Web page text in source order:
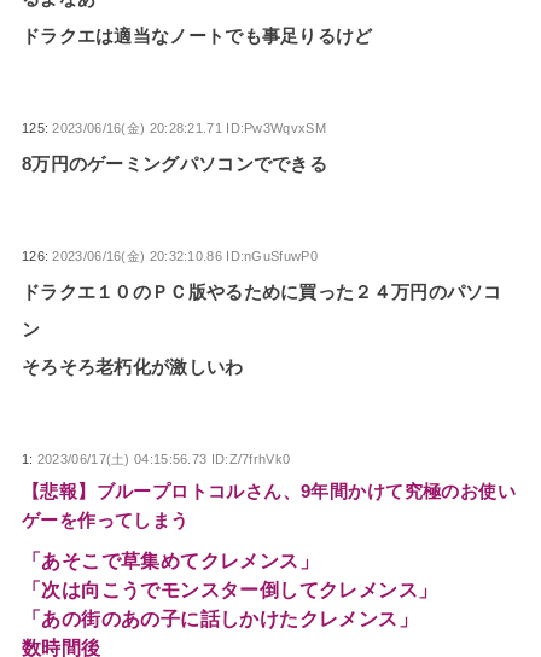
ドラクエは適当なノートでも事足りるけど
125:2023/06/16(金) 20:28:21.71 ID:Pw3WqvxSM
8万円のゲーミングパソコンでできる
126:2023/06/16(金) 20:32:10.86 ID:nGuSfuwP0
ドラクエ１０のＰＣ版やるために買った２４万円のパソコ
ン
そろそろ老朽化が激しいわ
1: 2023/06/17(土) 04:15:56.73 ID:Z/7frhVk0
【悲報】ブループロトコルさん、9年間かけて究極のお使い
ゲーを作ってしまう
「あそこで草集めてクレメンス」
「次は向こうでモンスター倒してクレメンス」
「あの街のあの子に話しかけたクレメンス」
数時間後